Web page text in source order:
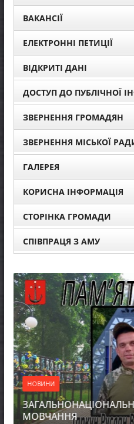
ВАКАНСІЇ
ЕЛЕКТРОННІ ПЕТИЦІЇ
ВІДКРИТІ ДАНІ
ДОСТУП ДО ПУБЛІЧНОЇ
ЗВЕРНЕННЯ ГРОМАДЯН
ЗВЕРНЕННЯ МІСЬКОЇ
ГАЛЕРЕЯ
КОРИСНА ІНФОРМАЦІЯ
СТОРІНКА ГРОМАДИ
СПІВПРАЦЯ З АМУ
НОВИНИ
МОВЧАННЯ